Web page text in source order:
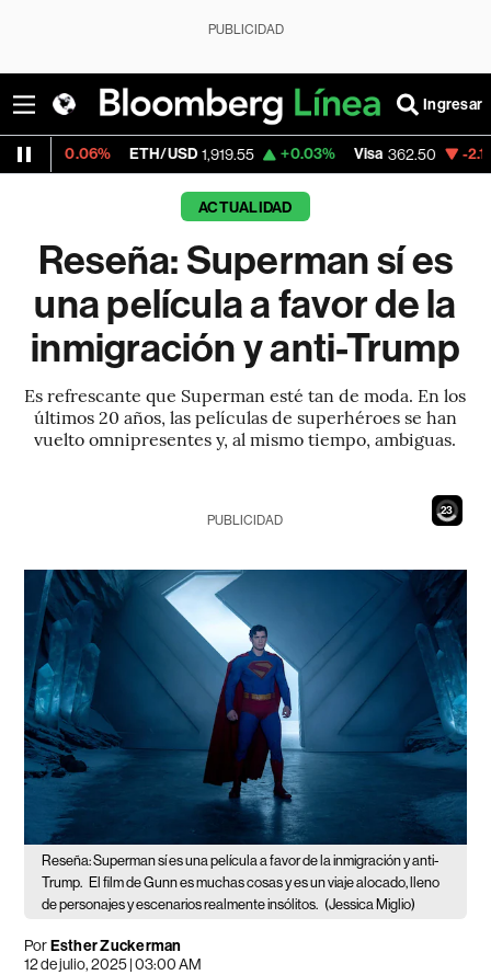
PUBLICIDAD
Ingresar
ETH/USD 1,919.55 +0.03% Visa 362.50 -2.15%
ACTUALIDAD
Reseña: Superman sí es
una película a favor de la
inmigración y anti-Trump
Es refrescante que Superman esté tan de moda. En los
últimos 20 años, las películas de superhéroes se han
vuelto omnipresentes y, al mismo tiempo, ambiguas.
21
PUBLICIDAD
Reseña: Superman sí es una película a favor de la inmigración y anti-
Trump. El film de Gunn es muchas cosas y es un viaje alocado, lleno
de personajes y escenarios realmente insólitos. (Jessica Miglio)
PorEsther Zuckerman
12 de julio, 2025 | 03:00 AM